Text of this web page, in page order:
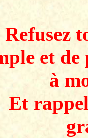
Refusez
et
à
Et